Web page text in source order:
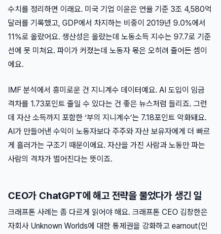
수치를 정리하면 이래요. 미국 기업 이윤은 연율 기준 3조 4,580억
달러를 기록했고, GDP에서 차지하는 비중이 2019년 9.0%에서
11%로 올랐어요. 생산성은 올랐는데 노동소득 지수는 97.7로 기준
선에 못 미쳐요. 파이가 커졌는데 노동자 몫은 오히려 줄어든 셈이
에요.
IMF 분석에서 흥미로운 건 지니계수 데이터예요. AI 도입이 임금
격차를 1.73포인트 줄일 수 있다는 건 좋은 뉴스처럼 들리죠. 그런
데 자산 소득까지 포함한 ‘부의 지니계수’는 7.18포인트 악화돼요.
AI가 만들어낸 수익이 노동자보다 주주와 자산 보유자에게 더 빠르
게 흘러가는 구조기 때문이에요. 자산을 가진 사람과 노동만 파는
사람의 격차가 벌어진다는 뜻이죠.
CEO가 ChatGPT에 해고 전략을 물었다가 생긴 일
크래프톤 사례는 좀 다르게 읽어야 해요. 크래프톤 CEO 김창한은
자회사 Unknown Worlds에 대한 통제권을 강화하고 earnout(인